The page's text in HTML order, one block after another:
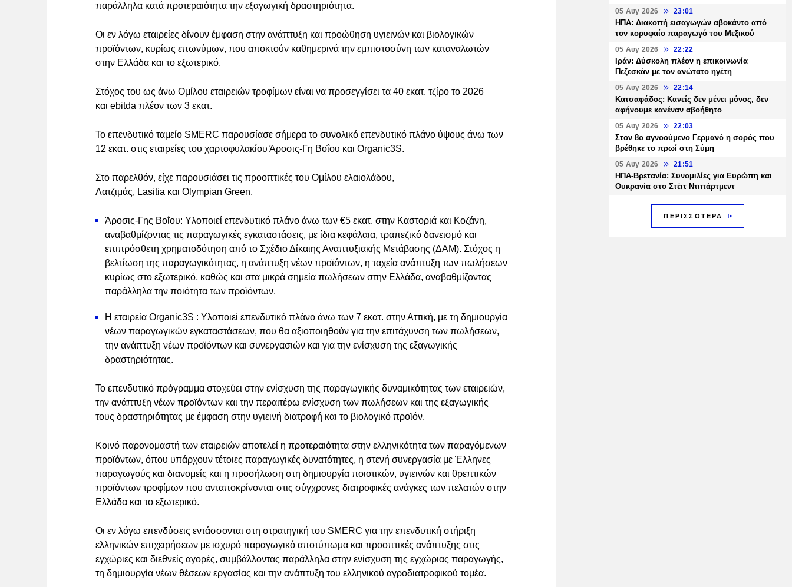
παράλληλα κατά προτεραιότητα την εξαγωγική δραστηριότητα.
Οι εν λόγω εταιρείες δίνουν έμφαση στην ανάπτυξη και προώθηση υγιεινών και βιολογικών
προϊόντων, κυρίως επωνύμων, που αποκτούν καθημερινά την εμπιστοσύνη των καταναλωτών
στην Ελλάδα και το εξωτερικό.
Στόχος του ως άνω Ομίλου εταιρειών τροφίμων είναι να προσεγγίσει τα 40 εκατ. τζίρο το 2026
και ebitda πλέον των 3 εκατ.
Το επενδυτικό ταμείο SMERC παρουσίασε σήμερα το συνολικό επενδυτικό πλάνο ύψους άνω των
12 εκατ. στις εταιρείες του χαρτοφυλακίου Άροσις-Γη Βοΐου και Organic3S.
Στο παρελθόν, είχε παρουσιάσει τις προοπτικές του Ομίλου ελαιολάδου,
Λατζιμάς, Lasitia και Olympian Green.
Άροσις-Γης Βοΐου: Υλοποιεί επενδυτικό πλάνο άνω των €5 εκατ. στην Καστοριά και Κοζάνη,
αναβαθμίζοντας τις παραγωγικές εγκαταστάσεις, με ίδια κεφάλαια, τραπεζικό δανεισμό και
επιπρόσθετη χρηματοδότηση από το Σχέδιο Δίκαιης Αναπτυξιακής Μετάβασης (ΔΑΜ). Στόχος η
βελτίωση της παραγωγικότητας, η ανάπτυξη νέων προϊόντων, η ταχεία ανάπτυξη των πωλήσεων
κυρίως στο εξωτερικό, καθώς και στα μικρά σημεία πωλήσεων στην Ελλάδα, αναβαθμίζοντας
παράλληλα την ποιότητα των προϊόντων.
Η εταιρεία Organic3S : Υλοποιεί επενδυτικό πλάνο άνω των 7 εκατ. στην Αττική, με τη δημιουργία
νέων παραγωγικών εγκαταστάσεων, που θα αξιοποιηθούν για την επιτάχυνση των πωλήσεων,
την ανάπτυξη νέων προϊόντων και συνεργασιών και για την ενίσχυση της εξαγωγικής
δραστηριότητας.
Το επενδυτικό πρόγραμμα στοχεύει στην ενίσχυση της παραγωγικής δυναμικότητας των εταιρειών,
την ανάπτυξη νέων προϊόντων και την περαιτέρω ενίσχυση των πωλήσεων και της εξαγωγικής
τους δραστηριότητας με έμφαση στην υγιεινή διατροφή και το βιολογικό προϊόν.
Κοινό παρονομαστή των εταιρειών αποτελεί η προτεραιότητα στην ελληνικότητα των παραγόμενων
προϊόντων, όπου υπάρχουν τέτοιες παραγωγικές δυνατότητες, η στενή συνεργασία με Έλληνες
παραγωγούς και διανομείς και η προσήλωση στη δημιουργία ποιοτικών, υγιεινών και θρεπτικών
προϊόντων τροφίμων που ανταποκρίνονται στις σύγχρονες διατροφικές ανάγκες των πελατών στην
Ελλάδα και το εξωτερικό.
Οι εν λόγω επενδύσεις εντάσσονται στη στρατηγική του SMERC για την επενδυτική στήριξη
ελληνικών επιχειρήσεων με ισχυρό παραγωγικό αποτύπωμα και προοπτικές ανάπτυξης στις
εγχώριες και διεθνείς αγορές, συμβάλλοντας παράλληλα στην ενίσχυση της εγχώριας παραγωγής,
τη δημιουργία νέων θέσεων εργασίας και την ανάπτυξη του ελληνικού αγροδιατροφικού τομέα.
05 Αυγ 2026 23:01
ΗΠΑ: Διακοπή εισαγωγών αβοκάντο από
τον κορυφαίο παραγωγό του Μεξικού
05 Αυγ 2026 22:22
Ιράν: Δύσκολη πλέον η επικοινωνία
Πεζεσκάν με τον ανώτατο ηγέτη
05 Αυγ 2026 22:14
Κατσαφάδος: Κανείς δεν μένει μόνος, δεν
αφήνουμε κανέναν αβοήθητο
05 Αυγ 2026 22:03
Στον 8ο αγνοούμενο Γερμανό η σορός που
βρέθηκε το πρωί στη Σύμη
05 Αυγ 2026 21:51
ΗΠΑ-Βρετανία: Συνομιλίες για Ευρώπη και
Ουκρανία στο Στέιτ Ντιπάρτμεντ
ΠΕΡΙΣΣΟΤΕΡΑ